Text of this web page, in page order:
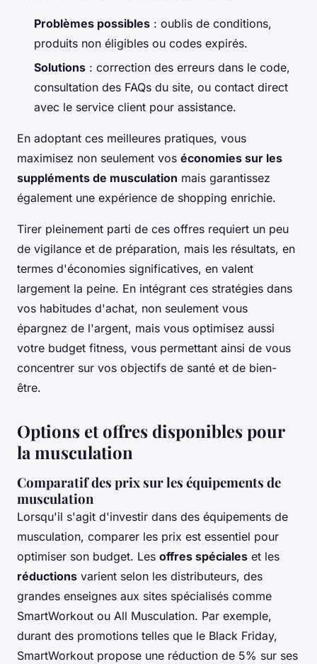
Problèmes possibles : oublis de conditions,
produits non éligibles ou codes expirés.
Solutions : correction des erreurs dans le code,
consultation des FAQs du site, ou contact direct
avec le service client pour assistance.
En adoptant ces meilleures pratiques, vous
maximisez non seulement vos économies sur les
suppléments de musculation mais garantissez
également une expérience de shopping enrichie.
Tirer pleinement parti de ces offres requiert un peu
de vigilance et de préparation, mais les résultats, en
termes d'économies significatives, en valent
largement la peine. En intégrant ces stratégies dans
vos habitudes d'achat, non seulement vous
épargnez de l'argent, mais vous optimisez aussi
votre budget fitness, vous permettant ainsi de vous
concentrer sur vos objectifs de santé et de bien-
être.
Options et offres disponibles pour
la musculation
Comparatif des prix sur les équipements de
musculation
Lorsqu'il s'agit d'investir dans des équipements de
musculation, comparer les prix est essentiel pour
optimiser son budget. Les offres spéciales et les
réductions varient selon les distributeurs, des
grandes enseignes aux sites spécialisés comme
SmartWorkout ou All Musculation. Par exemple,
durant des promotions telles que le Black Friday,
SmartWorkout propose une réduction de 5% sur ses